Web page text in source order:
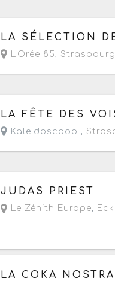
Le dimanche 16 août
LA SÉLECTION
L'Orée 85, Strasbourg
Le vendredi 4
LA FÊTE DES
Kaleidoscoop ,
Le samedi 12 septembre
JUDAS PRIEST
Le Zénith Europe,
Le samedi 12 septembre
LA COKA NOSTRA